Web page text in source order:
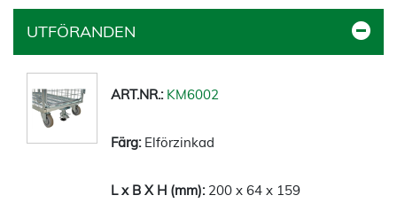
UTFÖRANDEN
KM6002
Elförzinkad
200 x 64 x 159